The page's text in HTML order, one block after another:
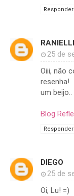
Responder
25 de
Oiii, não
resenha!
um beijo..
Blog
Responder
DIEGO
25 de
Oi, Lu! =)